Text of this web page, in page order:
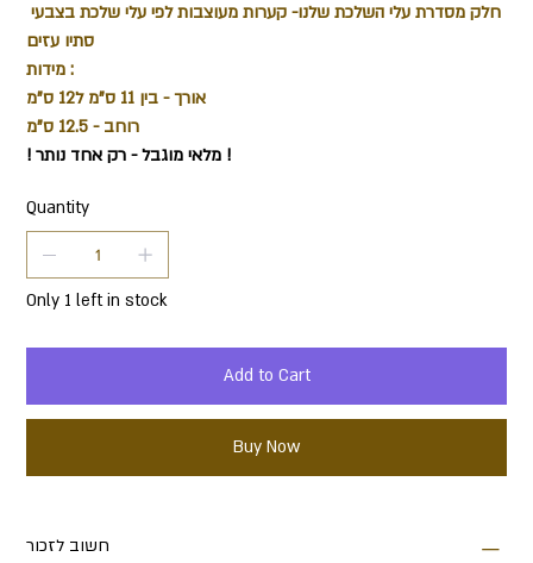
חלק מסדרת עלי השלכת שלנו- קערות מעוצבות לפי עלי שלכת בצבעי
סתיו עזים
מידות :
אורך - בין 11 ס"מ ל12 ס"מ
רוחב - 12.5 ס"מ
! מלאי מוגבל - רק אחד נותר !
Quantity
Only 1 left in stock
Add to Cart
Buy Now
חשוב לזכור